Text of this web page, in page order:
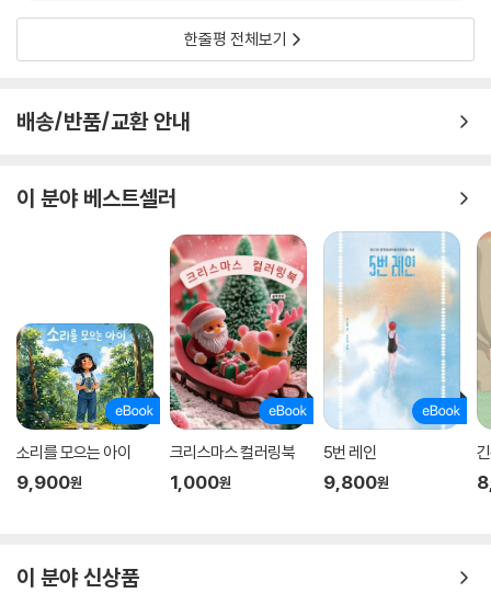
한줄평 전체보기
배송/반품/교환 안내
이 분야 베스트셀러
소리를 모으는 아이
9,900원
크리스마스 컬러링북
1,000원
5번 레인
9,800원
이 분야 신상품